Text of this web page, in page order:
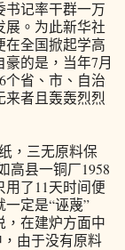
书记率干群一万
展。为此新华社
在全国掀起学高
的是，当年7月
个省、市、自治
来者且轰轰烈烈
，三无原料保
高县一铜厂1958
用了11天时间便
定是“诬蔑”
，在建炉方面中
由于没有原料